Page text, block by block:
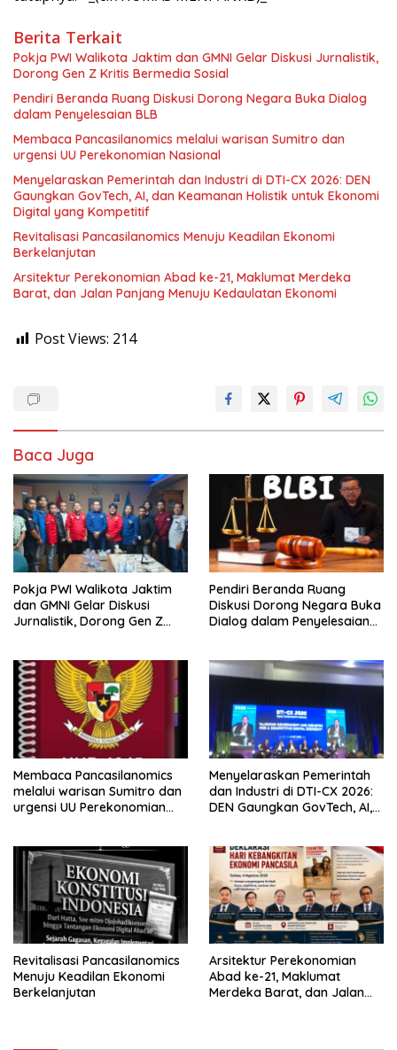
Berita Terkait
Pokja PWI Walikota Jaktim dan GMNI Gelar Diskusi Jurnalistik,
Dorong Gen Z Kritis Bermedia Sosial
Pendiri Beranda Ruang Diskusi Dorong Negara Buka Dialog
dalam Penyelesaian BLB
Membaca Pancasilanomics melalui warisan Sumitro dan
urgensi UU Perekonomian Nasional
Menyelaraskan Pemerintah dan Industri di DTI-CX 2026: DEN
Gaungkan GovTech, AI, dan Keamanan Holistik untuk Ekonomi
Digital yang Kompetitif
Revitalisasi Pancasilanomics Menuju Keadilan Ekonomi
Berkelanjutan
Arsitektur Perekonomian Abad ke-21, Maklumat Merdeka
Barat, dan Jalan Panjang Menuju Kedaulatan Ekonomi
Post Views: 214
Baca Juga
Pokja PWI Walikota Jaktim
dan GMNI Gelar Diskusi
Jurnalistik, Dorong Gen Z
Pendiri Beranda Ruang
Diskusi Dorong Negara Buka
Dialog dalam Penyelesaian
Membaca Pancasilanomics
melalui warisan Sumitro dan
urgensi UU Perekonomian
Menyelaraskan Pemerintah
dan Industri di DTI-CX 2026:
DEN Gaungkan GovTech, AI,
Kompetitif
Revitalisasi Pancasilanomics
Menuju Keadilan Ekonomi
Berkelanjutan
Arsitektur Perekonomian
Abad ke-21, Maklumat
Merdeka Barat, dan Jalan